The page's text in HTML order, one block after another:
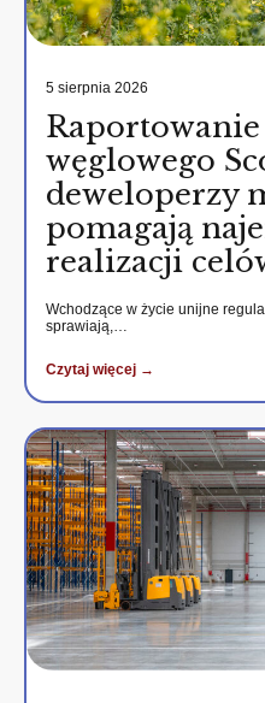
5 sierpnia 2026
Raportowanie
węglowego
deweloperzy
pomagają
realizacji
Wchodzące w życie unijne
sprawiają,…
Czytaj więcej →